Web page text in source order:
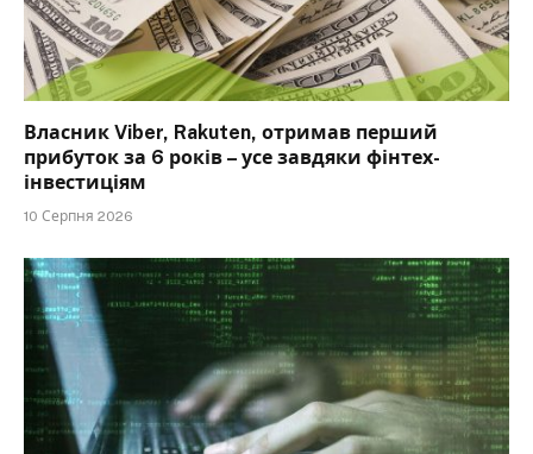
Власник Viber, Rakuten, отримав перший
прибуток за 6 років – усе завдяки фінтех-
інвестиціям
10 Серпня 2026